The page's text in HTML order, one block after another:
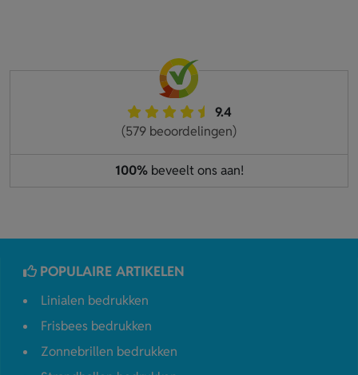
9.4
(579 beoordelingen)
100%beveelt ons aan!
POPULAIRE ARTIKELEN
Linialen bedrukken
Frisbees bedrukken
Zonnebrillen bedrukken